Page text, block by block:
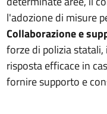
l'adozione di misure
Collaborazione e
forze di polizia
risposta efficace in
fornire supporto e